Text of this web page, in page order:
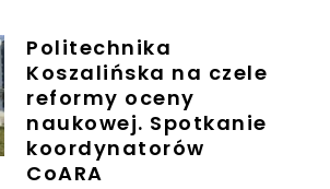
Politechnika
Koszalińska na czele
reformy oceny
naukowej. Spotkanie
koordynatorów
CoARA